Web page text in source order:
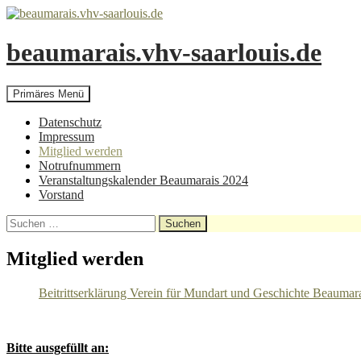
beaumarais.vhv-saarlouis.de
Suchen
Primäres Menü
Inhalt
springen
Datenschutz
Impressum
Mitglied werden
Notrufnummern
Veranstaltungskalender Beaumarais 2024
Vorstand
Suchen
nach:
Mitglied werden
Beitrittserklärung Verein für Mundart und Geschichte
Bitte ausgefüllt an: